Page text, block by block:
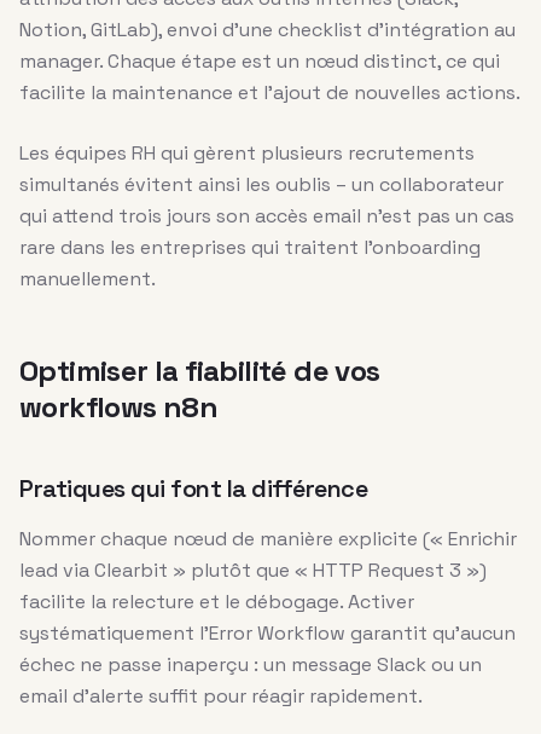
Notion, GitLab), envoi d’une checklist d’intégration au
manager. Chaque étape est un nœud distinct, ce qui
facilite la maintenance et l’ajout de nouvelles actions.
Les équipes RH qui gèrent plusieurs recrutements
simultanés évitent ainsi les oublis – un collaborateur
qui attend trois jours son accès email n’est pas un cas
rare dans les entreprises qui traitent l’onboarding
manuellement.
Optimiser la fiabilité de vos
workflows n8n
Pratiques qui font la différence
Nommer chaque nœud de manière explicite (« Enrichir
lead via Clearbit » plutôt que « HTTP Request 3 »)
facilite la relecture et le débogage. Activer
systématiquement l’Error Workflow garantit qu’aucun
échec ne passe inaperçu : un message Slack ou un
email d’alerte suffit pour réagir rapidement.